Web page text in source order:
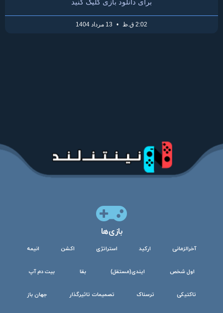
برای دانلود بازی کلیک کنید
2:02 ق.ظ
بازی‌ها
آخرالزمانی ارکید استراتژی اکشن انیمه
اول شخص ایندی(مستقل) بقا بیت دم آپ
تاکتیکی ترسناک تصمیمات تاثیرگذار جهان باز